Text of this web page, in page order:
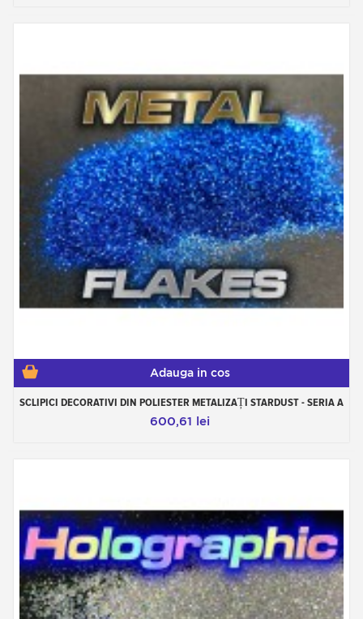
Adauga in cos
SCLIPICI DECORATIVI DIN POLIESTER METALIZAȚI STARDUST - SERIA A
600,61 lei